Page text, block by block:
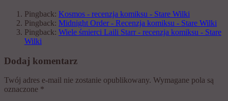
Pingback: Kosmos - recenzja komiksu - Stare Wilki
Pingback: Midnight Order - Recenzja komiksu - Stare Wilki
Pingback: Wiele śmierci Laili Starr - recenzja komiksu - Stare
Wilki
Dodaj komentarz
Twój adres e-mail nie zostanie opublikowany. Wymagane pola są
oznaczone *